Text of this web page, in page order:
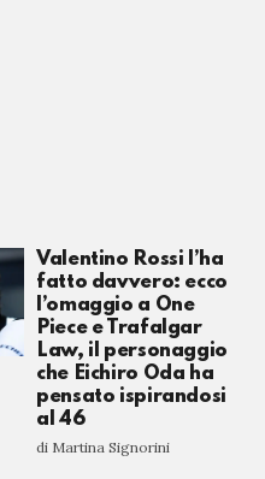
Valentino Rossi l’ha
fatto davvero: ecco
l’omaggio a One
Piece e Trafalgar
Law, il personaggio
che Eichiro Oda ha
pensato ispirandosi
al 46
di Martina Signorini